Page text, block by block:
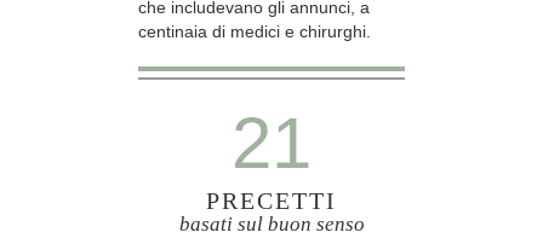
che includevano gli annunci, a
centinaia di medici e chirurghi.
21
PRECETTI
basati sul buon senso